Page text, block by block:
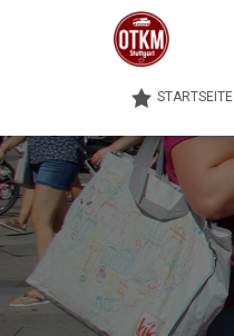
STARTSEITE